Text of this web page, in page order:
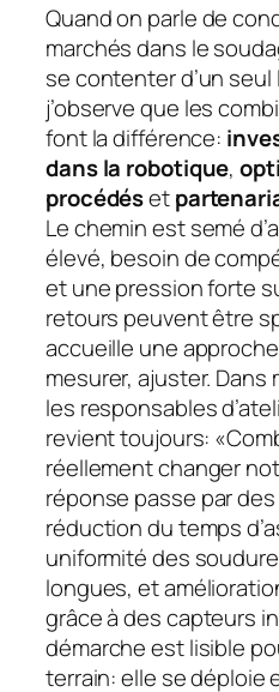
Quand on parle de
marchés dans le
se contenter d’un
j’observe que les
font la différence:
dans la robotique,
procédéset
Le chemin est semé
élevé, besoin de
et une pression forte
retours peuvent être
accueille une
mesurer, ajuster.
les responsables
revient toujours:
réellement changer
réponse passe par
réduction du temps
uniformité des
longues, et
grâce à des capteurs
démarche est lisible
terrain: elle se déploie